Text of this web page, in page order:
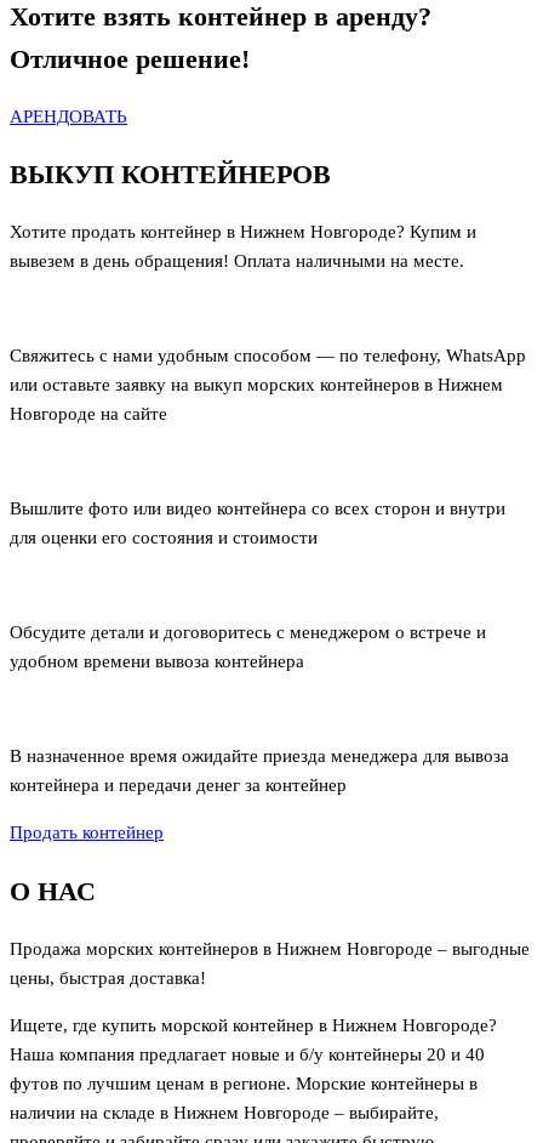
Хотите взять контейнер в аренду?
Отличное решение!
АРЕНДОВАТЬ
ВЫКУП КОНТЕЙНЕРОВ
Хотите продать контейнер в Нижнем Новгороде? Купим и
вывезем в день обращения! Оплата наличными на месте.
Свяжитесь с нами удобным способом — по телефону, WhatsApp
или оставьте заявку на выкуп морских контейнеров в Нижнем
Новгороде на сайте
Вышлите фото или видео контейнера со всех сторон и внутри
для оценки его состояния и стоимости
Обсудите детали и договоритесь с менеджером о встрече и
удобном времени вывоза контейнера
В назначенное время ожидайте приезда менеджера для вывоза
контейнера и передачи денег за контейнер
Продать контейнер
О НАС
Продажа морских контейнеров в Нижнем Новгороде – выгодные
цены, быстрая доставка!
Ищете, где купить морской контейнер в Нижнем Новгороде?
Наша компания предлагает новые и б/у контейнеры 20 и 40
футов по лучшим ценам в регионе. Морские контейнеры в
наличии на складе в Нижнем Новгороде – выбирайте,